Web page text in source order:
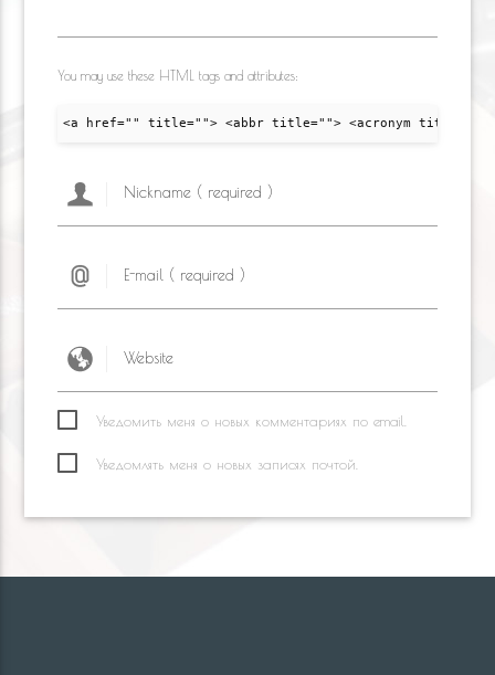
You may use these HTML tags and attributes:
<a href="" title=""> <abbr title=""> <acronym title="">
Уведомить меня о новых комментариях по email.
Уведомлять меня о новых записях почтой.